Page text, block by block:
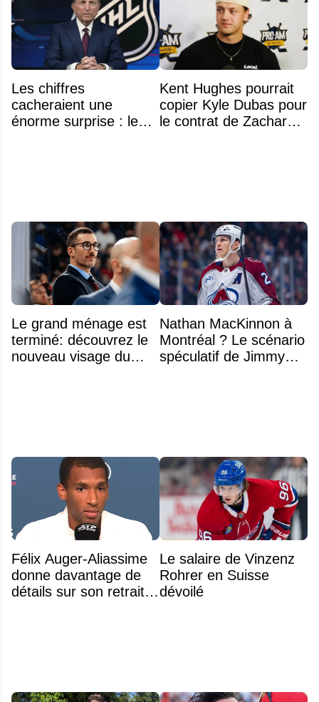
Les chiffres
cacheraient une
énorme surprise : le
Kent Hughes pourrait
copier Kyle Dubas pour
le contrat de Zachary
Le grand ménage est
terminé: découvrez le
nouveau visage du
Nathan MacKinnon à
Montréal ? Le scénario
spéculatif de Jimmy
Félix Auger-Aliassime
donne davantage de
détails sur son retrait
Le salaire de Vinzenz
Rohrer en Suisse
dévoilé